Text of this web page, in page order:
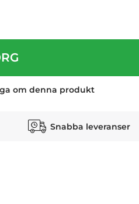
om denna produkt
Snabba leveranser